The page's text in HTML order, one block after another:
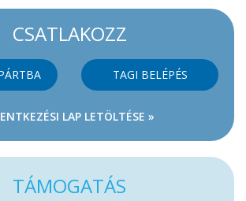
CSATLAKOZZ
TAGI BELÉPÉS
LAP LETÖLTÉSE »
TÁMOGATÁS